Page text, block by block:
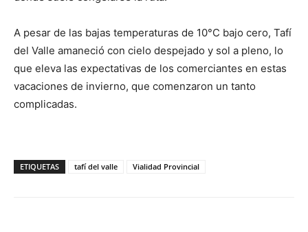
A pesar de las bajas temperaturas de 10°C bajo cero, Tafí
del Valle amaneció con cielo despejado y sol a pleno, lo
que eleva las expectativas de los comerciantes en estas
vacaciones de invierno, que comenzaron un tanto
complicadas.
ETIQUETAS tafí del valle Vialidad Provincial